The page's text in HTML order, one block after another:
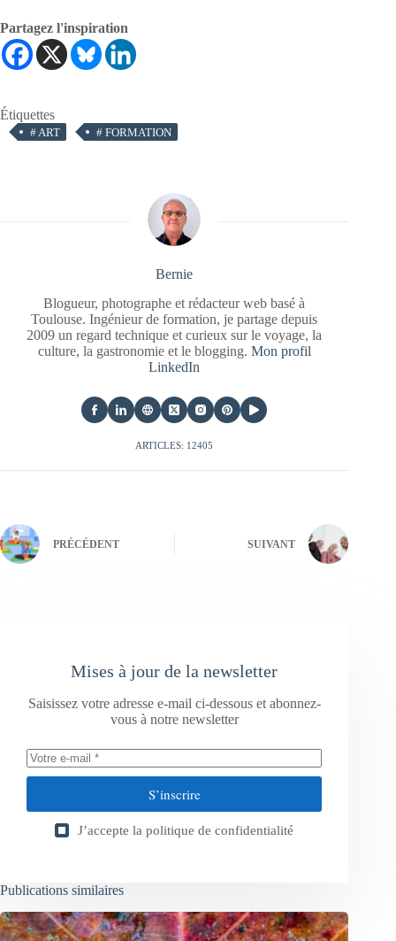
Partagez l'inspiration
Étiquettes
#ART # FORMATION
Bernie
Blogueur, photographe et rédacteur web basé à
Toulouse. Ingénieur de formation, je partage depuis
2009 un regard technique et curieux sur le voyage, la
culture, la gastronomie et le blogging. Mon profil
LinkedIn
ARTICLES: 12405
PRÉCÉDENT SUIVANT
Mises à jour de la newsletter
Saisissez votre adresse e-mail ci-dessous et abonnez-
vous à notre newsletter
S’inscrire
J’accepte la politique de confidentialité
Publications similaires